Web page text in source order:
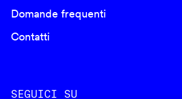
Domande frequenti
Contatti
SEGUICI SU